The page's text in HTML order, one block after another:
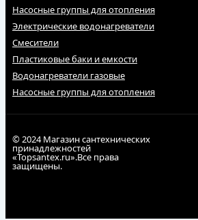
Насосные группы для отопления
Электрические водонагреватели
Смесители
Пластиковые баки и емкости
Водонагреватели газовые
Насосные группы для отопления
© 2024 Магазин сантехнических
принадлежностей
«Topsantex.ru».Все права
защищены.